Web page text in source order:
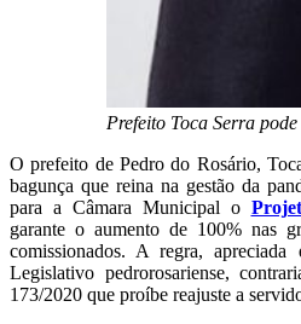
Prefeito Toca Serra
O prefeito de Pedro do Rosário,
bagunça que reina na gestão da
para a Câmara Municipal o
garante o aumento de 100% nas
comissionados. A regra,
Legislativo pedrorosariense,
173/2020 que proíbe reajuste a